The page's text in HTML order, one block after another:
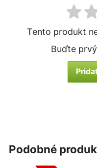
Tento produkt
Buďte
podobné